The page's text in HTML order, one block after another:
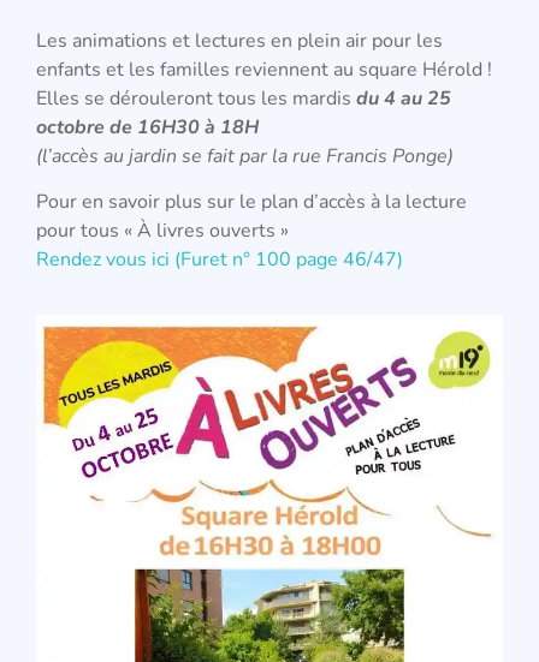
Les animations et lectures en plein air pour les
enfants et les familles reviennent au square Hérold !
Elles se dérouleront tous les mardis du 4 au 25
octobre de 16H30 à 18H
(l’accès au jardin se fait par la rue Francis Ponge)
Pour en savoir plus sur le plan d’accès à la lecture
pour tous « À livres ouverts »
Rendez vous ici (Furet n° 100 page 46/47)